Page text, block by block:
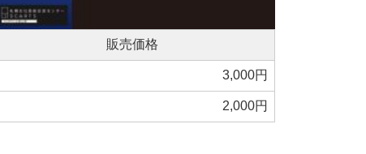
販売価格
3,000円
2,000円